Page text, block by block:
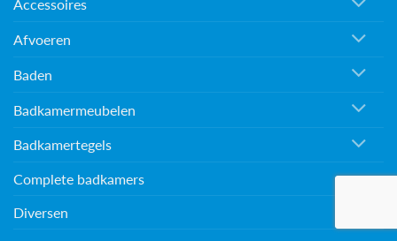
Accessoires
Afvoeren
Baden
Badkamermeubelen
Badkamertegels
Complete badkamers
Diversen